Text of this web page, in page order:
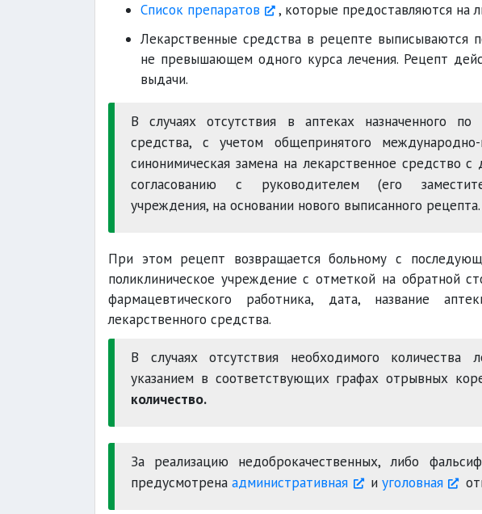
Список препаратов
, которые предоставляются на
Лекарственные средства в рецепте выписываются
не превышающем одного курса лечения. Рецепт
выдачи.
В случаях отсутствия в аптеках назначенного по
средства, с учетом общепринятого международно-
синонимическая замена на лекарственное средство
согласованию с руководителем (его
учреждения, на основании нового выписанного рецепта.
При этом рецепт возвращается больному с
поликлиническое учреждение с отметкой на обратной
фармацевтического работника, дата, название
лекарственного средства.
В случаях отсутствия необходимого количества
указанием в соответствующих графах отрывных
количество.
За реализацию недоброкачественных, либо
предусмотрена административная и уголовная